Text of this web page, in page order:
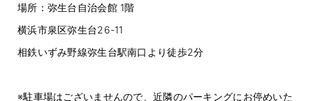
場所：弥生台自治会館 1階
横浜市泉区弥生台26-11
相鉄いずみ野線弥生台駅南口より徒歩2分
※駐車場はございませんので、近隣のパーキングにお停めいた